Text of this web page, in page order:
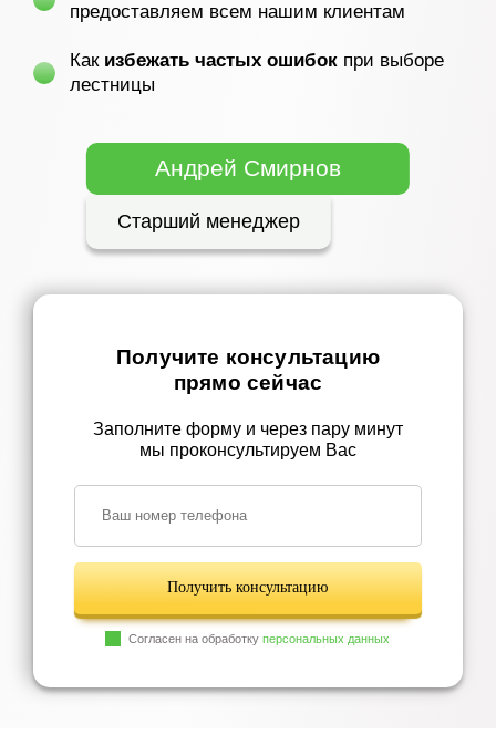
предоставляем всем нашим клиентам
Какизбежать частых ошибок при выборе
лестницы
Андрей Смирнов
Старший менеджер
Получите консультацию
прямо сейчас
Заполните форму и через пару минут
мы проконсультируем Вас
Получить консультацию
Согласен на обработкуперсональных данных